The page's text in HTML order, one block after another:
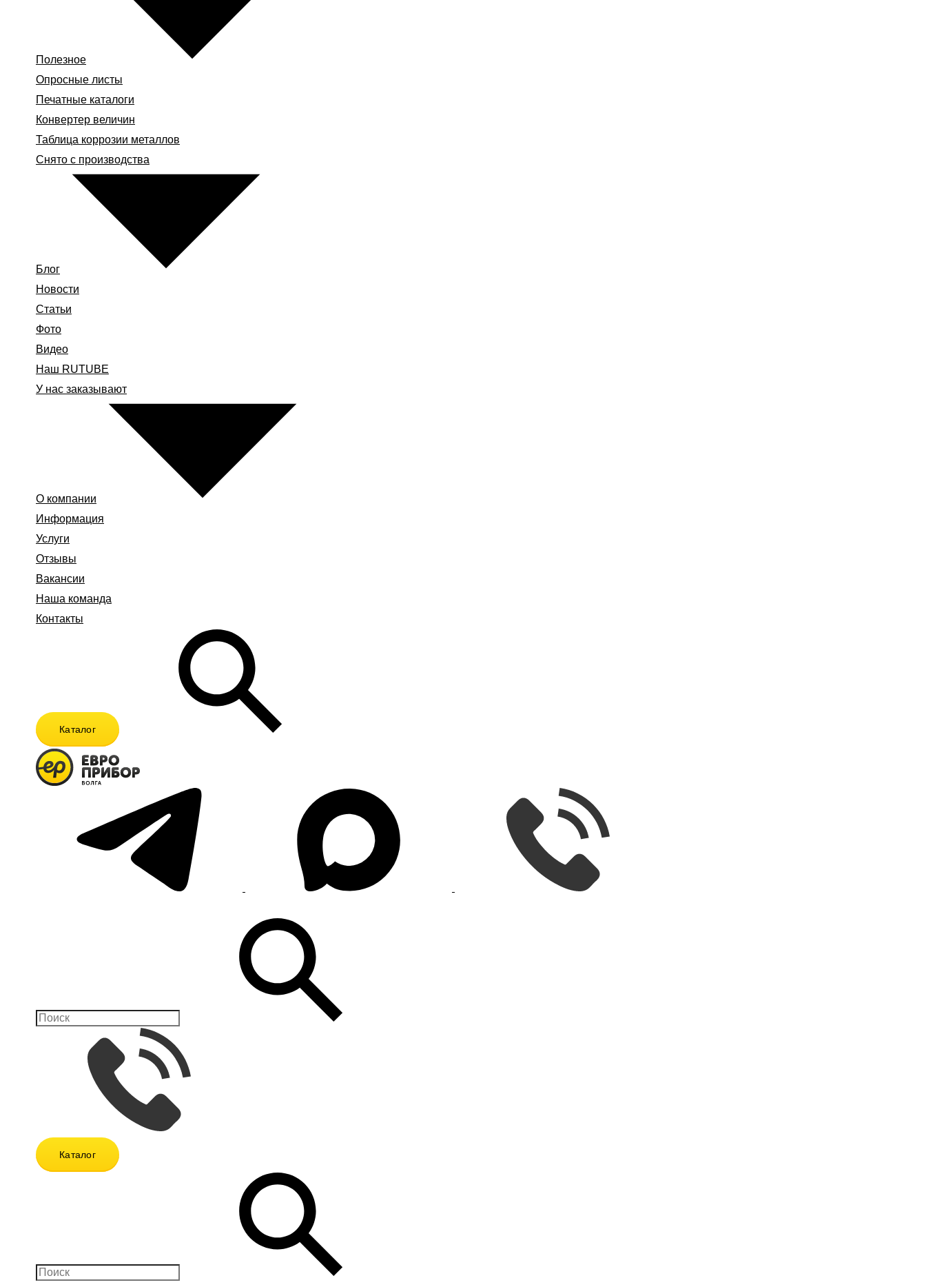
Полезное
Опросные листы
Печатные каталоги
Конвертер величин
Таблица коррозии металлов
Снято с производства
Блог
Новости
Статьи
Фото
Видео
Наш RUTUBE
У нас заказывают
О компании
Информация
Услуги
Отзывы
Вакансии
Наша команда
Контакты
Каталог
Каталог